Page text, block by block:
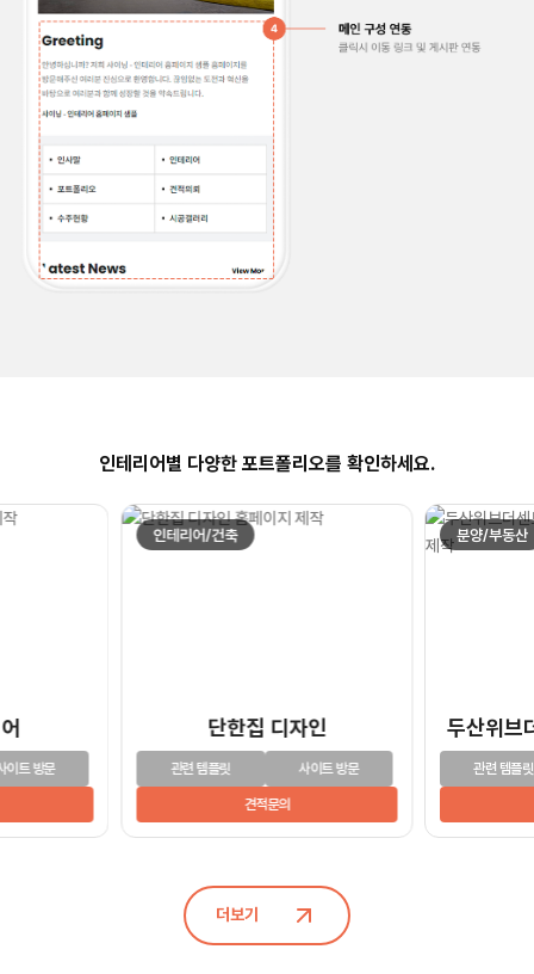
인테리어별 다양한 포트폴리오를 확인하세요.
이트 방문
인테리어/건축
단한집 디자인
관련 템플릿 사이트 방문
견적문의
분양/부동산
두산위브
관련 템플릿
더보기